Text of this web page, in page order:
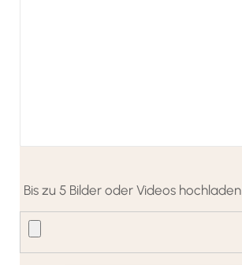
Bis zu 5 Bilder oder Videos hochladen